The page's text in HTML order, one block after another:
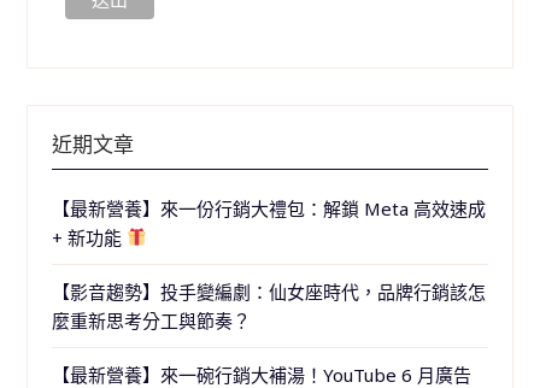
近期文章
【最新營養】來一份行銷大禮包：解鎖 Meta 高效速成
+ 新功能
【影音趨勢】投手變編劇：仙女座時代，品牌行銷該怎
麼重新思考分工與節奏？
【最新營養】來一碗行銷大補湯！YouTube 6 月廣告